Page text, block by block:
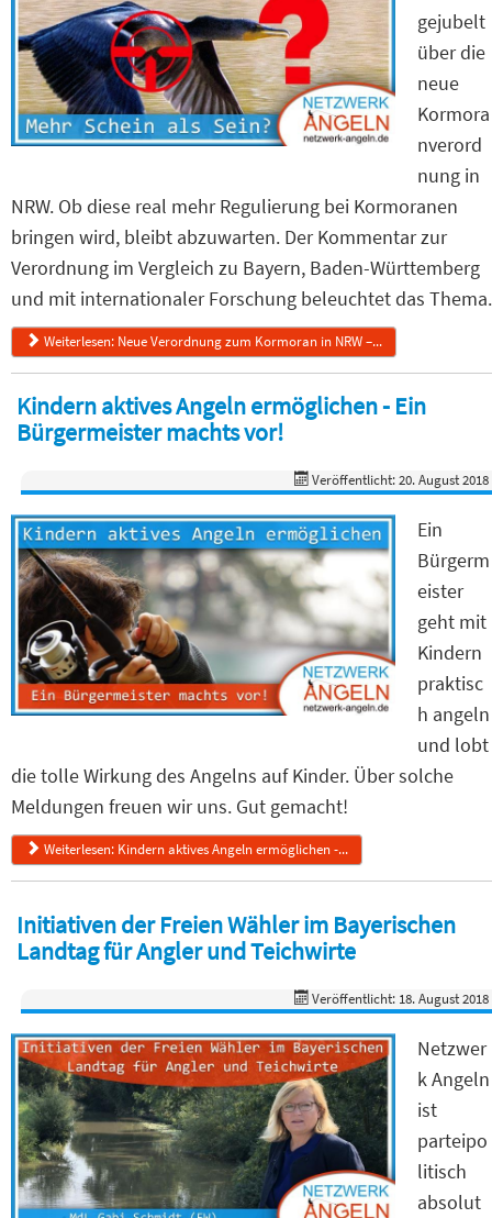
gejubelt
über die
neue
Kormora
nverord
nung in
NRW. Ob diese real mehr Regulierung bei Kormoranen
bringen wird, bleibt abzuwarten. Der Kommentar zur
Verordnung im Vergleich zu Bayern, Baden-Württemberg
und mit internationaler Forschung beleuchtet das Thema.
Weiterlesen: Neue Verordnung zum Kormoran in NRW –...
Kindern aktives Angeln ermöglichen - Ein
Bürgermeister machts vor!
Veröffentlicht: 20. August 2018
Ein
Bürgerm
eister
geht mit
Kindern
praktisc
h angeln
und lobt
die tolle Wirkung des Angelns auf Kinder. Über solche
Meldungen freuen wir uns. Gut gemacht!
Weiterlesen: Kindern aktives Angeln ermöglichen -...
Initiativen der Freien Wähler im Bayerischen
Landtag für Angler und Teichwirte
Veröffentlicht: 18. August 2018
Netzwer
k Angeln
ist
parteipo
litisch
absolut